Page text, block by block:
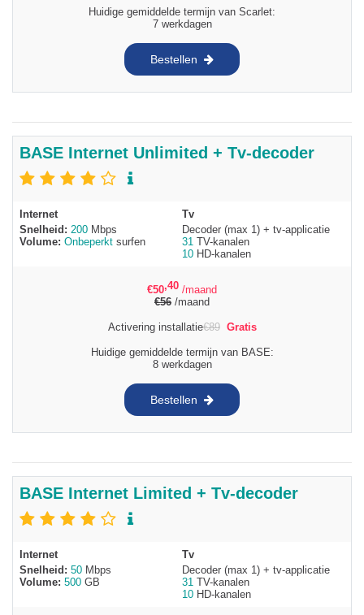
Huidige gemiddelde termijn van Scarlet:
7 werkdagen
Bestellen
BASE Internet Unlimited + Tv-decoder
Internet
Snelheid: 200 Mbps
Volume: Onbeperkt surfen
Tv
Decoder (max 1) + tv-applicatie
31 TV-kanalen
10 HD-kanalen
€50,40 /maand
€56 /maand
Activering installatie€89 Gratis
Huidige gemiddelde termijn van BASE:
8 werkdagen
Bestellen
BASE Internet Limited + Tv-decoder
Internet
Snelheid: 50 Mbps
Volume: 500 GB
Tv
Decoder (max 1) + tv-applicatie
31 TV-kanalen
10 HD-kanalen